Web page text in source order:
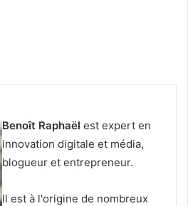
Benoît Raphaël est expert en
innovation digitale et média,
blogueur et entrepreneur.
Il est à l'origine de nombreux